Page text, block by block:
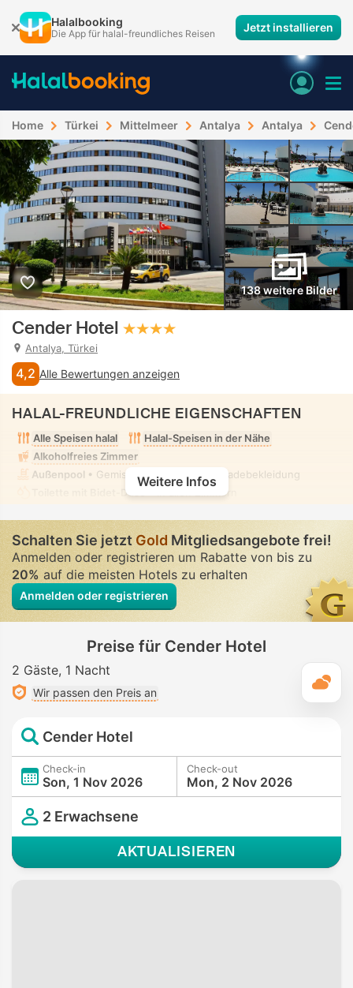
Halalbooking
Die App für halal-freundliches Reisen Jetzt installieren
Home Türkei Mittelmeer Antalya Antalya
138 weitere Bilder
Cender Hotel
Antalya, Türkei
4,2 Alle Bewertungen anzeigen
HALAL-FREUNDLICHE EIGENSCHAFTEN
Alle Speisen halal
Halal-Speisen in der Nähe
Alkoholfreies Zimmer
Außenpool • Gemischt • Bescheidene Badebekleidung
Toilette mit Bidet-Düse
• In allen Zimmern
Weitere Infos
Schalten Sie jetztGold Mitgliedsangebote frei!
Anmelden oder registrieren um Rabatte von bis zu
20%auf die meisten Hotels zu erhalten
Anmelden oder registrieren
Preise für Cender Hotel
2 Gäste 1 Nacht
Wir passen den Preis an
Cender Hotel
Check-in
Son, 1 Nov 2026
Check-out
Mon, 2 Nov 2026
2 Erwachsene
AKTUALISIEREN